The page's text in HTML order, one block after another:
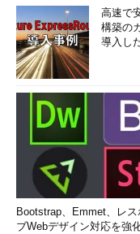
高速で
構築の
導入し
Bootstrap、Emmet、レス
ブWebデザイン対応を強